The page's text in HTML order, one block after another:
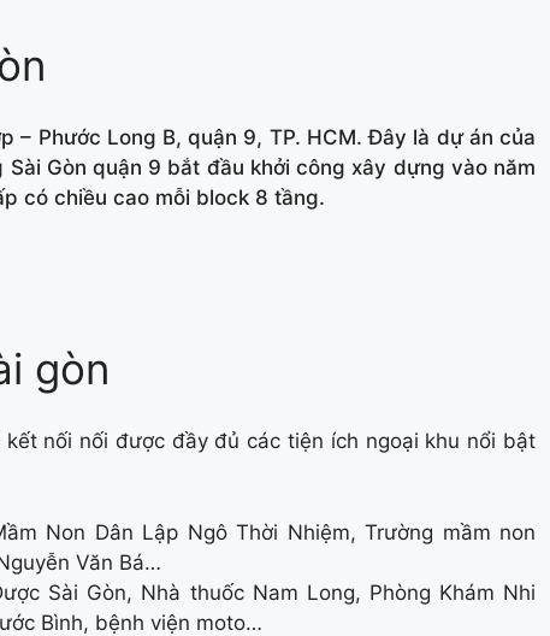
– Phước Long B, quận 9, TP. HCM. Đây là dự án của
Gòn quận 9 bắt đầu khởi công xây dựng vào năm
có chiều cao mỗi block 8 tầng.
gòn
nối nối được đầy đủ các tiện ích ngoại khu nổi bật
Non Dân Lập Ngô Thời Nhiệm, Trường mầm non
Văn Bá…
Sài Gòn, Nhà thuốc Nam Long, Phòng Khám Nhi
Bình, bệnh viện moto…